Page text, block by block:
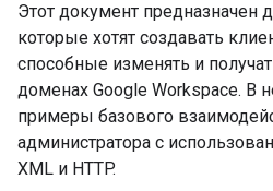
Этот документ предназначен
которые хотят создавать
способные изменять и
доменах Google Workspace. В
примеры базового
администратора с
XML и HTTP.